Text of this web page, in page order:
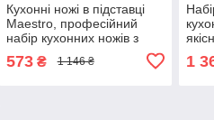
Кухонні ножі в підставці
Maestro, професійний
набір кухонних ножів з
підставкою з нержавіючої
сталі
573₴ 1 146 ₴ 1